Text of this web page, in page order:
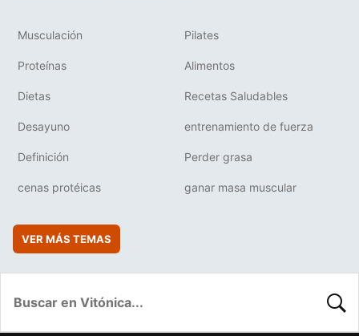
Musculación Pilates
Proteínas Alimentos
Dietas Recetas Saludables
Desayuno entrenamiento de fuerza
Definición Perder grasa
cenas protéicas ganar masa muscular
VER MÁS TEMAS